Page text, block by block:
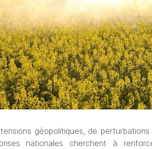
géopolitiques, de
nationales cherchent à